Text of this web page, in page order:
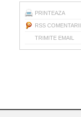
PRINTEAZA
RSS COMENTARII
TRIMITE EMAIL